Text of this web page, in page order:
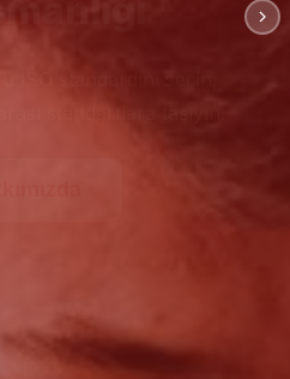
İSO standardını seçin;
standartlara taşıyın.